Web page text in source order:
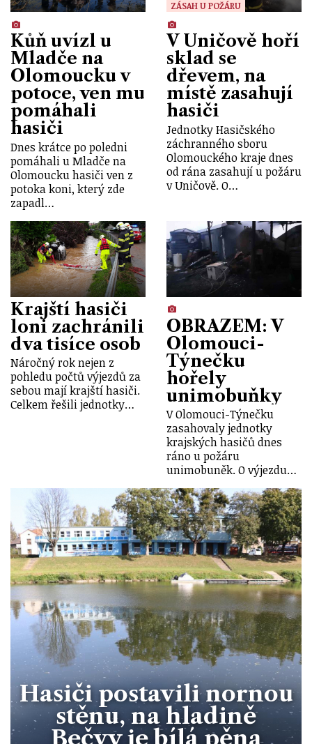
Kůň uvízl u
Mladče na
Olomoucku v
potoce, ven mu
pomáhali
hasiči
Dnes krátce po poledni
pomáhali u Mladče na
Olomoucku hasiči ven z
potoka koni, který zde
zapadl…
ZÁSAH U POŽÁRU
V Uničově hoří
sklad se
dřevem, na
místě zasahují
hasiči
Jednotky Hasičského
záchranného sboru
Olomouckého kraje dnes
od rána zasahují u požáru
v Uničově. O…
Krajští hasiči
loni zachránili
dva tisíce osob
Náročný rok nejen z
pohledu počtů výjezdů za
sebou mají krajští hasiči.
Celkem řešili jednotky…
OBRAZEM: V
Olomouci-
Týnečku
hořely
unimobuňky
V Olomouci-Týnečku
zasahovaly jednotky
krajských hasičů dnes
ráno u požáru
unimobuněk. O výjezdu…
Hasiči postavili nornou
stěnu, na hladině
Bečvy je bílá pěna